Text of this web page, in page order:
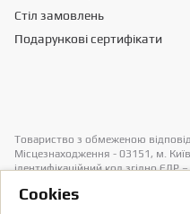
Стіл замовлень
Подарункові сертифікати
Товариство з обмеженою
Місцезнаходження - 03151, м.
ідентифікаційний код згідно ЄДР
Інформація про вартість доставки
доставка». У розрахунок вартості
Сookies